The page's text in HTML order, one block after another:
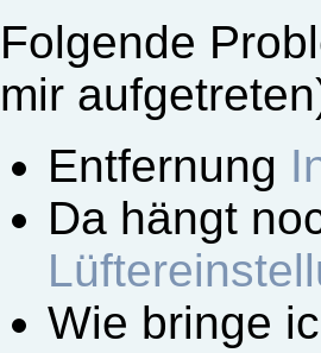
Folgende
mir
Entfernung
Da hängt
Wie bringe